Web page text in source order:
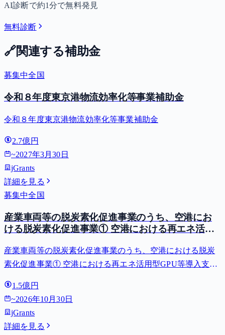
AI診断で約1分で無料発見
無料診断
🔗関連する補助金
募集中全国
令和８年度東京港物流効率化等事業補助金
令和８年度東京港物流効率化等事業補助金
2.7億円
~2027年3月30日
jGrants
詳細を見る
募集中全国
産業車両等の脱炭素化促進事業のうち、空港にお
ける脱炭素化促進事業① 空港における再エネ活用
費等補助金）
産業車両等の脱炭素化促進事業のうち、空港における脱炭
素化促進事業① 空港における再エネ活用型GPU等導入支援
1.5億円
~2026年10月30日
jGrants
詳細を見る